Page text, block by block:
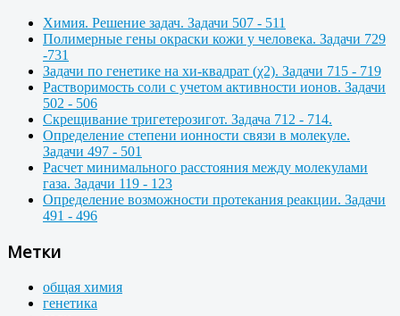
Химия. Решение задач. Задачи 507 - 511
Полимерные гены окраски кожи у человека. Задачи 729
-731
Задачи по генетике на хи-квадрат (χ2). Задачи 715 - 719
Растворимость соли с учетом активности ионов. Задачи
502 - 506
Скрещивание тригетерозигот. Задача 712 - 714.
Определение степени ионности связи в молекуле.
Задачи 497 - 501
Расчет минимального расстояния между молекулами
газа. Задачи 119 - 123
Определение возможности протекания реакции. Задачи
491 - 496
Метки
общая химия
генетика